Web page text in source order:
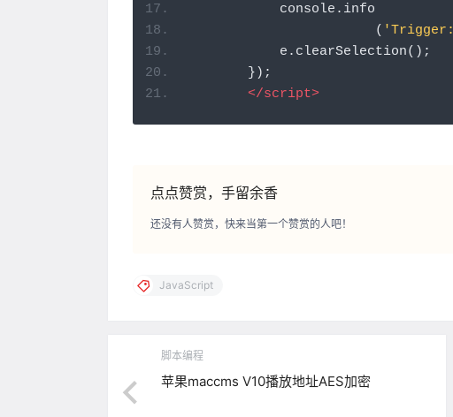
            console
. info
(
            e
. clearSelection();
});
</script>
点点赞赏，手留余香
还没有人赞赏，快来当第一个赞赏的人吧！
JavaScript
脚本编程
苹果maccms V10播放地址AES加密